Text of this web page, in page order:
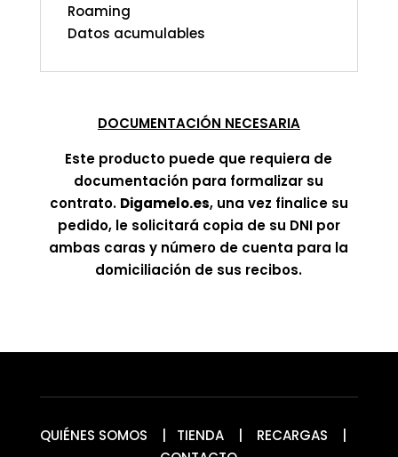
Roaming
Datos acumulables
DOCUMENTACIÓN NECESARIA
Este producto puede que requiera de
documentación para formalizar su
contrato. Digamelo.es, una vez finalice su
pedido, le solicitará copia de su DNI por
ambas caras y número de cuenta para la
domiciliación de sus recibos.
QUIÉNES SOMOS TIENDA RECARGAS